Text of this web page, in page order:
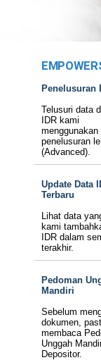
Penelusuran
Telusuri data
IDR kami
menggunakan
penelusuran
(Advanced).
Update Data
Terbaru
Lihat data
kami
IDR dalam
terakhir.
Pedoman
Mandiri
Sebelum
dokumen,
membaca
Unggah
Depositor.